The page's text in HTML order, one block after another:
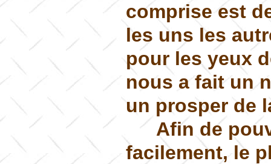
comprise est
les uns les
pour les yeux
nous a fait un
un prosper de
Afin de
facilement, le